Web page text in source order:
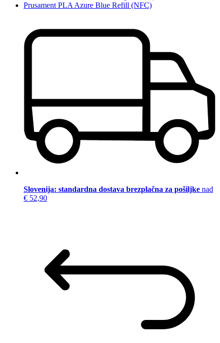
Prusament PLA Azure Blue Refill (NFC)
Slovenija: standardna dostava brezplačna za pošiljke nad
€ 52,90